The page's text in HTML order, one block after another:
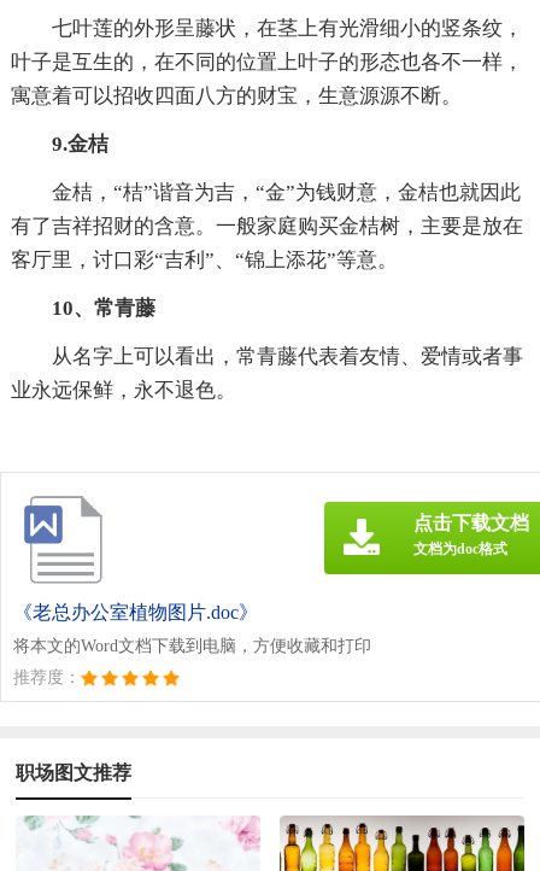
七叶莲的外形呈藤状，在茎上有光滑细小的竖条纹，
叶子是互生的，在不同的位置上叶子的形态也各不一样，
寓意着可以招收四面八方的财宝，生意源源不断。
9.金桔
金桔，“桔”谐音为吉，“金”为钱财意，金桔也就因此
有了吉祥招财的含意。一般家庭购买金桔树，主要是放在
客厅里，讨口彩“吉利”、“锦上添花”等意。
10、常青藤
从名字上可以看出，常青藤代表着友情、爱情或者事
业永远保鲜，永不退色。
《老总办公室植物图片.doc》
将本文的Word文档下载到电脑，方便收藏和打印
推荐度：
点击下载文档
文档为doc格式
职场图文推荐